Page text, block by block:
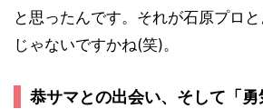
と思ったんです。それが石原プロ
じゃないですかね(笑)。
恭サマとの出会い、そして「